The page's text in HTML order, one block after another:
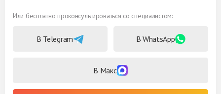
Или бесплатно проконсультироваться со специалистом:
В Telegram В WhatsApp
В Макс